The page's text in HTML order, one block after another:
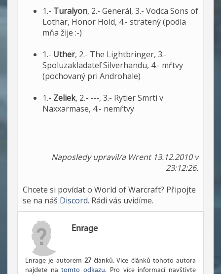
1.- Turalyon, 2.- Generál, 3.- Vodca Sons of
Lothar, Honor Hold, 4.- stratený (podla
mňa žije :-)
1.- Uther, 2.- The Lightbringer, 3.-
Spoluzakladateľ Silverhandu, 4.- mŕtvy
(pochovaný pri Androhale)
1.- Zeliek, 2.- ---, 3.- Rytier Smrti v
Naxxarmase, 4.- nemŕtvy
Naposledy upravil/a Wrent 13.12.2010 v
23:12:26.
Chcete si povídat o World of Warcraft? Připojte
se na náš Discord. Rádi vás uvidíme.
Enrage
Enrage je autorem 27článků. Více článků tohoto autora
najdete natomto odkazu. Pro více informací navštivte